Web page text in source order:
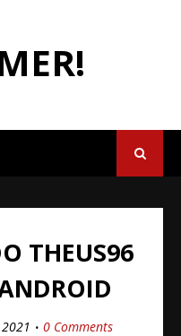
THEUS96
0 Comments